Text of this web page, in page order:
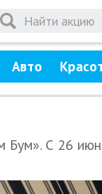
Авто
С 26